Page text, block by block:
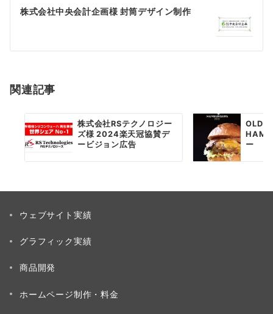
ゲ
シ
ン
株式会社中央会計企画様 封筒デザイン制作
関連記事
株式会社RSテクノロジー
ズ様 2024楽天冠協賛デ
ービジョン広告
OLD
ー
ウェブサイト実績
グラフィック実績
商品開発
ホームページ制作・料金